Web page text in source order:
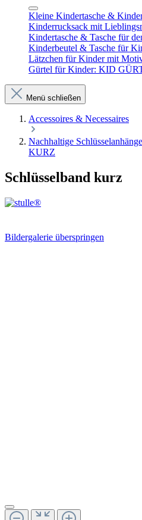
Kleine Kindertasche &
Kinderrucksack mit
Kindertasche & Tasche für
Kinderbeutel & Tasche für
Lätzchen für Kinder mit
Gürtel für Kinder: KID
Menü schließen
Accessoires & Necessaires
Nachhaltige
KURZ
Schlüsselband kurz
Bildergalerie überspringen